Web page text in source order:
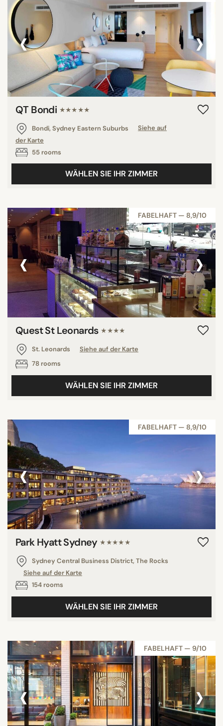
‹ ›
QT Bondi ★★★★★
Bondi, Sydney Eastern Suburbs
Siehe auf
der Karte
55 rooms
WÄHLEN SIE IHR ZIMMER
FABELHAFT — 8,9/10
‹ ›
Quest St Leonards ★★★★
St. Leonards
Siehe auf der Karte
78 rooms
WÄHLEN SIE IHR ZIMMER
FABELHAFT — 8,9/10
‹ ›
Park Hyatt Sydney ★★★★★
Sydney Central Business District, The Rocks
Siehe auf der Karte
154 rooms
WÄHLEN SIE IHR ZIMMER
FABELHAFT — 9/10
‹ ›